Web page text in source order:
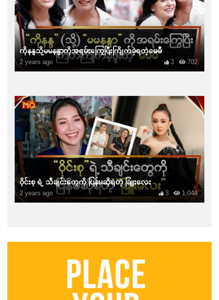
ကိုနန္ဒသို့မမနန္ဒာကိုအရမ်းကြွေပြီးကြိုက်ခဲ့ရတဲ့မေမီ
2 years ago 702
3
ဝိုင်းစု ရဲ့ သီချင်းတွေကို ပြန်မဆိုရဲတဲ့ ခြူးလေး
2 years ago 1,044
3